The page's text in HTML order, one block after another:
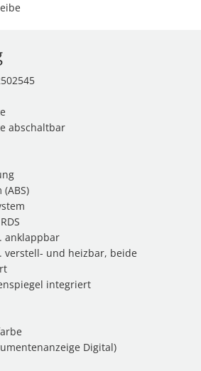
abschaltbar
anklappbar
verstell- und heizbar, beide
integriert
Digital)